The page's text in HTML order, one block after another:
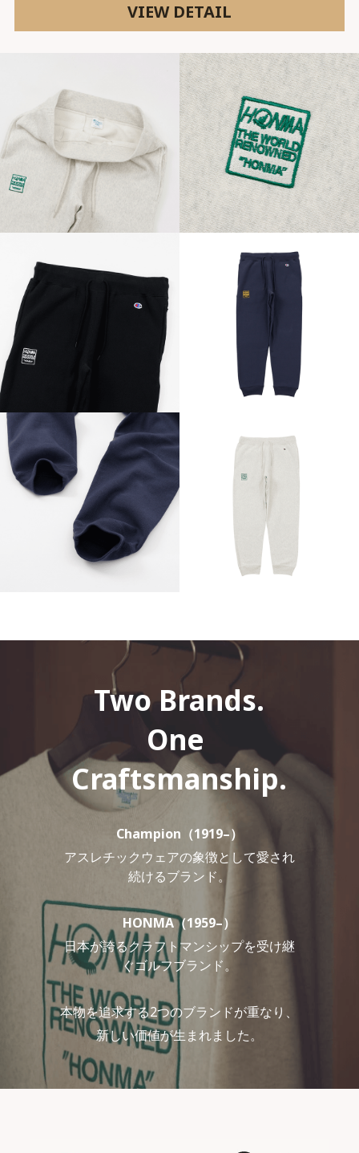
VIEW DETAIL
Two Brands.
One
Craftsmanship.
Champion（1919–）
アスレチックウェアの象徴として愛され
続けるブランド。
HONMA（1959–）
日本が誇るクラフトマンシップを受け継
ぐゴルフブランド。
本物を追求する2つのブランドが重なり、
新しい価値が生まれました。